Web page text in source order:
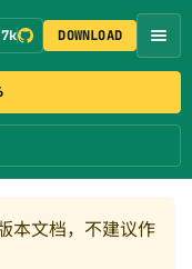
DOWNLOAD
本文档，不建议作